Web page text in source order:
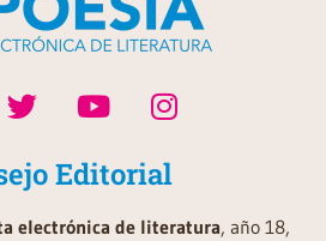
Editorial
electrónica de literatura, año 18,